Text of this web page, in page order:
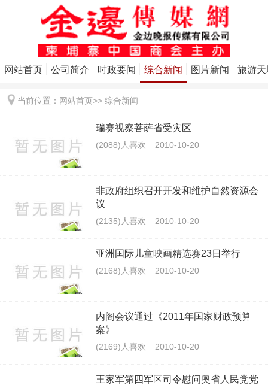
网站首页 公司简介 时政要闻 综合新闻 图片新闻 旅游天
当前位置： 网站首页>> 综合新闻
瑞赛视察菩萨省受灾区
(2088)人喜欢 2010-10-20
非政府组织召开开发和维护自然资源会
议
(2135)人喜欢 2010-10-20
亚洲国际儿童映画精选赛23日举行
(2168)人喜欢 2010-10-20
内阁会议通过《2011年国家财政预算
案》
(2169)人喜欢 2010-10-20
王家军第四军区司令慰问奥省人民党党